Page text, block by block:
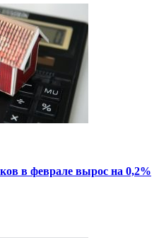
в феврале вырос на 0,2%